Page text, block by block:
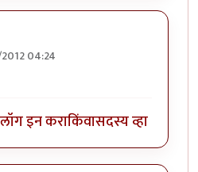
04:24
लॉग इन कराकिंवासदस्य व्हा